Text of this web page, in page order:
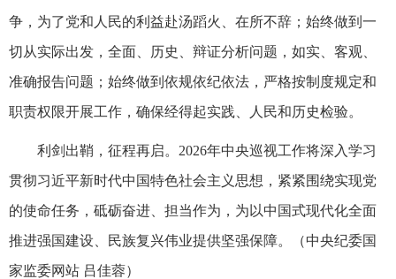
争，为了党和人民的利益赴汤蹈火、在所不辞；始终做到一
切从实际出发，全面、历史、辩证分析问题，如实、客观、
准确报告问题；始终做到依规依纪依法，严格按制度规定和
职责权限开展工作，确保经得起实践、人民和历史检验。
利剑出鞘，征程再启。2026年中央巡视工作将深入学习
贯彻习近平新时代中国特色社会主义思想，紧紧围绕实现党
的使命任务，砥砺奋进、担当作为，为以中国式现代化全面
推进强国建设、民族复兴伟业提供坚强保障。（中央纪委国
家监委网站 吕佳蓉）